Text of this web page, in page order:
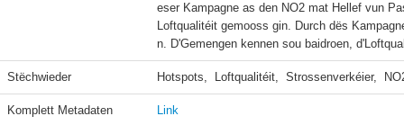
eser Kampagne as den NO2 mat Hellef vun
Loftqualitéit gemooss gin. Durch dës
n. D'Gemengen kennen sou baidroen,
Stëchwieder Hotspots,  Loftqualitéit,  Strossenverkéier,
Komplett Metadaten Link